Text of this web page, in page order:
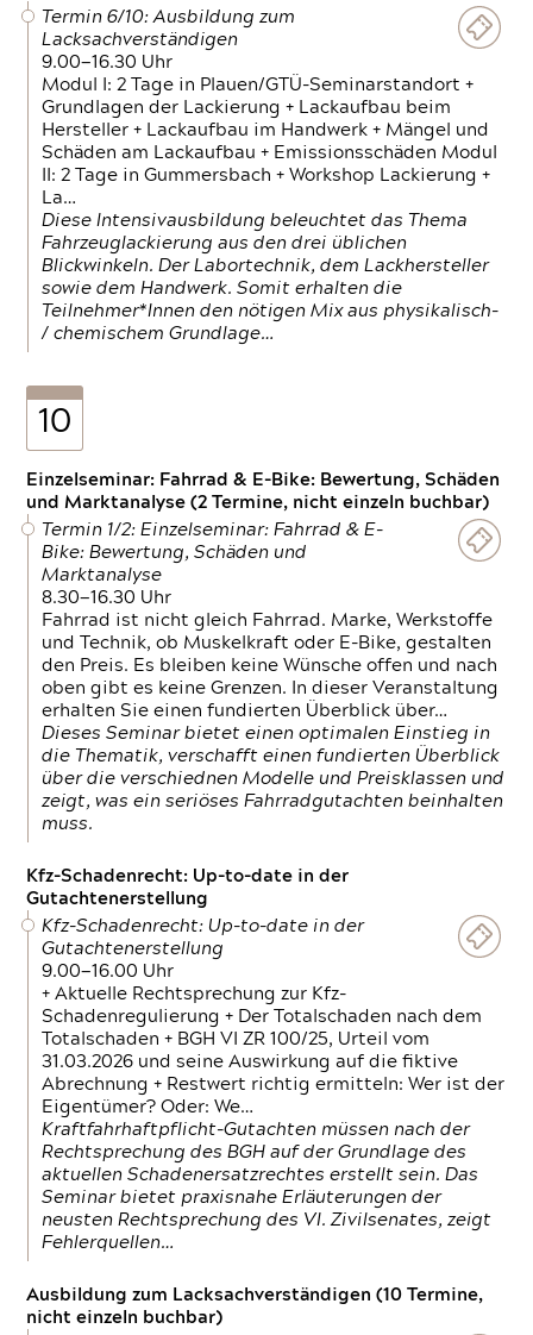
Termin 6/10: Ausbildung zum
Lacksachverständigen
9.00—16.30 Uhr
Modul I: 2 Tage in Plauen/GTÜ-Seminarstandort +
Grundlagen der Lackierung + Lackaufbau beim
Hersteller + Lackaufbau im Handwerk + Mängel und
Schäden am Lackaufbau + Emissionsschäden Modul
II: 2 Tage in Gummersbach + Workshop Lackierung +
La…
Diese Intensivausbildung beleuchtet das Thema
Fahrzeuglackierung aus den drei üblichen
Blickwinkeln. Der Labortechnik, dem Lackhersteller
sowie dem Handwerk. Somit erhalten die
Teilnehmer*Innen den nötigen Mix aus physikalisch-
/ chemischem Grundlage…
10
Einzelseminar: Fahrrad & E-Bike: Bewertung, Schäden
und Marktanalyse (2 Termine, nicht einzeln buchbar)
Termin 1/2: Einzelseminar: Fahrrad & E-
Bike: Bewertung, Schäden und
Marktanalyse
8.30—16.30 Uhr
Fahrrad ist nicht gleich Fahrrad. Marke, Werkstoffe
und Technik, ob Muskelkraft oder E-Bike, gestalten
den Preis. Es bleiben keine Wünsche offen und nach
oben gibt es keine Grenzen. In dieser Veranstaltung
erhalten Sie einen fundierten Überblick über…
Dieses Seminar bietet einen optimalen Einstieg in
die Thematik, verschafft einen fundierten Überblick
über die verschiednen Modelle und Preisklassen und
zeigt, was ein seriöses Fahrradgutachten beinhalten
muss.
Kfz-Schadenrecht: Up-to-date in der
Gutachtenerstellung
Kfz-Schadenrecht: Up-to-date in der
Gutachtenerstellung
9.00—16.00 Uhr
+ Aktuelle Rechtsprechung zur Kfz-
Schadenregulierung + Der Totalschaden nach dem
Totalschaden + BGH VI ZR 100/25, Urteil vom
31.03.2026 und seine Auswirkung auf die fiktive
Abrechnung + Restwert richtig ermitteln: Wer ist der
Eigentümer? Oder: We…
Kraftfahrhaftpflicht-Gutachten müssen nach der
Rechtsprechung des BGH auf der Grundlage des
aktuellen Schadenersatzrechtes erstellt sein. Das
Seminar bietet praxisnahe Erläuterungen der
neusten Rechtsprechung des VI. Zivilsenates, zeigt
Fehlerquellen…
Ausbildung zum Lacksachverständigen (10 Termine,
nicht einzeln buchbar)